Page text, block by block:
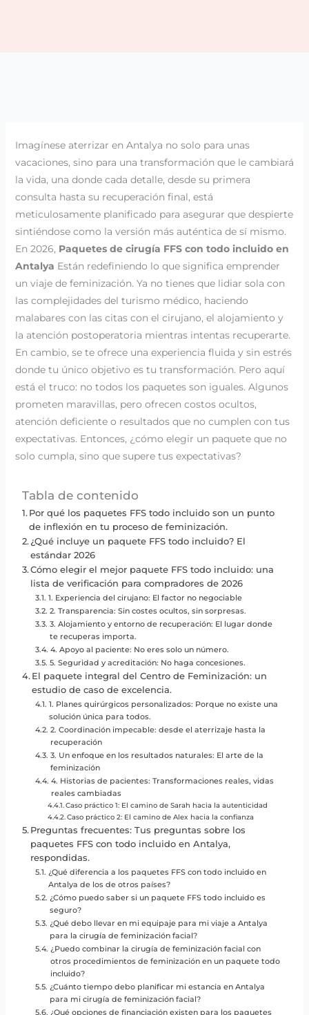
Imagínese aterrizar en Antalya no solo para unas
vacaciones, sino para una transformación que le cambiará
la vida, una donde cada detalle, desde su primera
consulta hasta su recuperación final, está
meticulosamente planificado para asegurar que despierte
sintiéndose como la versión más auténtica de sí mismo.
En 2026, Paquetes de cirugía FFS con todo incluido en
Antalya Están redefiniendo lo que significa emprender
un viaje de feminización. Ya no tienes que lidiar sola con
las complejidades del turismo médico, haciendo
malabares con las citas con el cirujano, el alojamiento y
la atención postoperatoria mientras intentas recuperarte.
En cambio, se te ofrece una experiencia fluida y sin estrés
donde tu único objetivo es tu transformación. Pero aquí
está el truco: no todos los paquetes son iguales. Algunos
prometen maravillas, pero ofrecen costos ocultos,
atención deficiente o resultados que no cumplen con tus
expectativas. Entonces, ¿cómo elegir un paquete que no
solo cumpla, sino que supere tus expectativas?
Tabla de contenido
Por qué los paquetes FFS todo incluido son un punto
de inflexión en tu proceso de feminización.
¿Qué incluye un paquete FFS todo incluido? El
estándar 2026
Cómo elegir el mejor paquete FFS todo incluido: una
lista de verificación para compradores de 2026
1. Experiencia del cirujano: El factor no negociable
2. Transparencia: Sin costes ocultos, sin sorpresas.
3. Alojamiento y entorno de recuperación: El lugar donde
te recuperas importa.
4. Apoyo al paciente: No eres solo un número.
5. Seguridad y acreditación: No haga concesiones.
El paquete integral del Centro de Feminización: un
estudio de caso de excelencia.
1. Planes quirúrgicos personalizados: Porque no existe una
solución única para todos.
2. Coordinación impecable: desde el aterrizaje hasta la
recuperación
3. Un enfoque en los resultados naturales: El arte de la
feminización
4. Historias de pacientes: Transformaciones reales, vidas
reales cambiadas
Caso práctico 1: El camino de Sarah hacia la autenticidad
Caso práctico 2: El camino de Alex hacia la confianza
Preguntas frecuentes: Tus preguntas sobre los
paquetes FFS con todo incluido en Antalya,
respondidas.
¿Qué diferencia a los paquetes FFS con todo incluido en
Antalya de los de otros países?
¿Cómo puedo saber si un paquete FFS todo incluido es
seguro?
¿Qué debo llevar en mi equipaje para mi viaje a Antalya
para la cirugía de feminización facial?
¿Puedo combinar la cirugía de feminización facial con
otros procedimientos de feminización en un paquete todo
incluido?
¿Cuánto tiempo debo planificar mi estancia en Antalya
para mi cirugía de feminización facial?
¿Qué opciones de financiación existen para los paquetes